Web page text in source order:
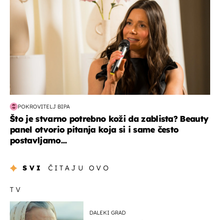
POKROVITELJ BIPA
Što je stvarno potrebno koži da zablista? Beauty
panel otvorio pitanja koja si i same često
postavljamo...
SVI ČITAJU OVO
TV
DALEKI GRAD